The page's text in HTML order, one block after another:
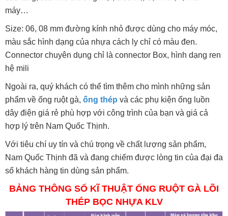
máy…
Size: 06, 08 mm đường kính nhỏ được dùng cho máy móc,
màu sắc hình dạng của nhựa cách ly chỉ có màu đen.
Connector chuyên dụng chỉ là connector Box, hình dạng ren
hệ mili
Ngoài ra, quý khách có thể tìm thêm cho mình những sản
phẩm về ống ruột gà, ống thép và các phụ kiện ống luồn
dây điện giá rẻ phù hợp với công trình của bạn và giá cả
hợp lý trên Nam Quốc Thịnh.
Với tiêu chí uy tín và chú trọng về chất lượng sản phẩm,
Nam Quốc Thịnh đã và đang chiếm được lòng tin của đại đa
số khách hàng tin dùng sản phẩm.
BẢNG THÔNG SỐ KĨ THUẬT ỐNG RUỘT GÀ LÕI
THÉP BỌC NHỰA KLV